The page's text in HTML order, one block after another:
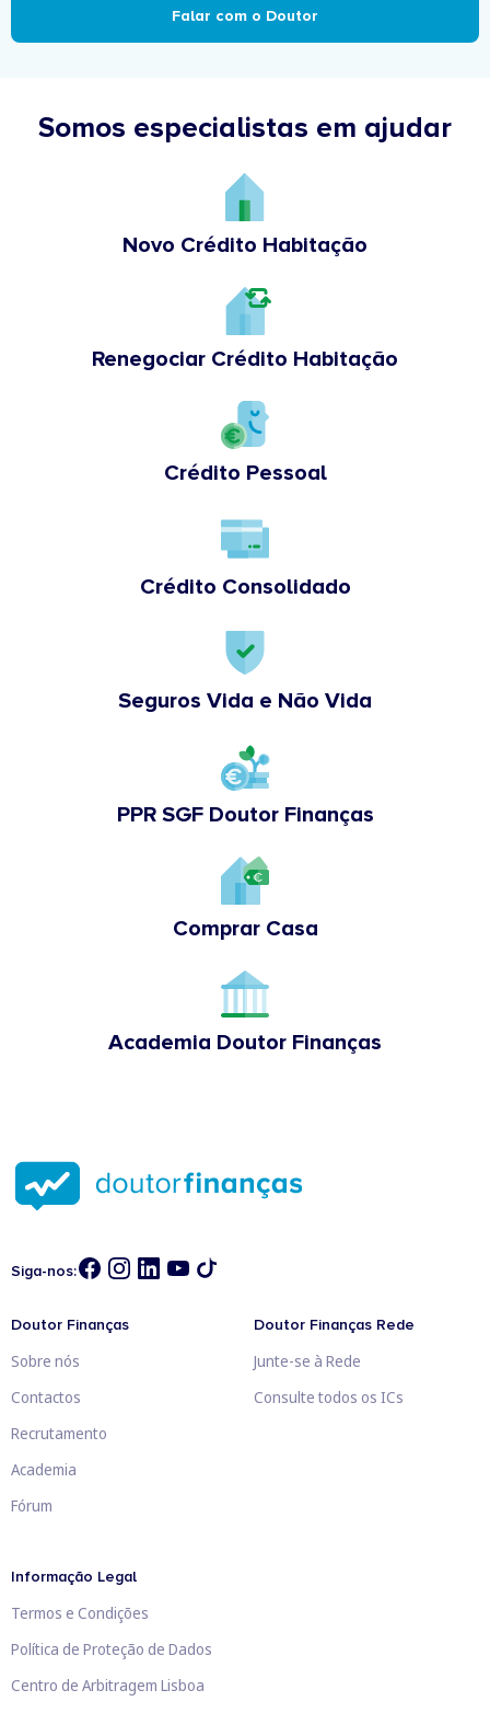
Falar com o Doutor
Somos especialistas em ajudar
Novo Crédito Habitação
Renegociar Crédito Habitação
Crédito Pessoal
Crédito Consolidado
Seguros Vida e Não Vida
PPR SGF Doutor Finanças
Comprar Casa
Academia Doutor Finanças
Siga-nos:
Doutor Finanças
Sobre nós
Contactos
Recrutamento
Academia
Fórum
Doutor Finanças Rede
Junte-se à Rede
Consulte todos os ICs
Informação Legal
Termos e Condições
Política de Proteção de Dados
Centro de Arbitragem Lisboa